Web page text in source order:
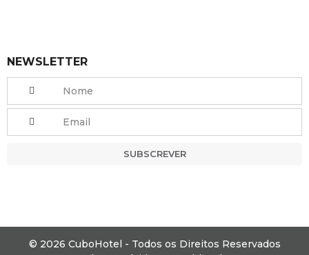
NEWSLETTER
SUBSCREVER
© 2026 CuboHotel - Todos os Direitos Reservados